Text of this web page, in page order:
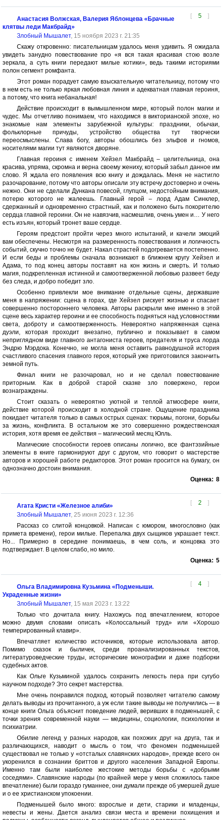
[ 5 ]
Анастасия Волжская, Валерия Яблонцева «Брачные
клятвы леди Макбрайд»
Злобный Мышалет, 15 ноября 2023 г. 21:35
Скажу откровенно: писательницам удалось меня удивить. Я ожидала
увидеть занудно повествование про «я вся такая красивая стою возле
зеркала, а суть книги передают милые котики», ведь такими историями
полон сегмент ромфанта.
Этот роман порадует самую взыскательную читательницу, потому что
в нем есть не только яркая любовная линия и адекватная главная героиня,
а потому, что книга небанальная!
Действие происходит в вымышленном мире, который полон магии и
чудес. Мы отчетливо понимаем, что находимся в викторианской эпохе, но
знакомые нам элементы зарубежной культуры: праздники, обычаи,
фольклорные причуды, устройство общества тут творчески
переосмыслены. Слава богу, авторы обошлись без эльфов и гномов,
носителями магии тут являются дворяне.
Главная героиня с именем Хейзел Макбрайд – целительница, она
красива, упряма, скромна и верна своему жениху, который забыл данное им
слово. Я ждала его появления всю книгу и дождалась. Меня не настигло
разочарование, потому что авторы описали эту встречу достоверно и очень
нежно. Они не сделали Дункана повесой, глупцом, недостойным внимания,
потерю которого не жалеешь. Главный герой – лорд Адам Синклер,
сдержанный и одновременно страстный, как и положено быть покорителю
сердца главной героини. Он не навязчив, насмешлив, очень умен и… У него
есть изъян, который тронет ваше сердце.
Героям предстоит пройти через много испытаний, и качели эмоций
вам обеспечены. Несмотря на размеренность повествования и логичность
событий, скучно точно не будет. Накал страстей подогревается постепенно.
И если беды и проблемы сначала возникают в ближнем кругу Хейзел и
Адама, то под конец авторы поставят на кон жизнь и смерть. И только
магия, подкрепленная истинной и самоотверженной любовью развеет беду
без следа, и добро победит зло.
Особенно привлекли мое внимание отдельные сцены, державшие
меня в напряжении: сцена в горах, где Хейзел рискует жизнью и спасает
совершенно постороннего человека. Авторы раскрыли мне именно в этой
сцене весь характер героини и ее способность подняться над условностями
света, доброту и самоотверженность. Невероятно напряженная сцена
дуэли, которая проходит внезапно, публично и показывает в самом
неприглядном виде главного антагониста героев, предателя и труса лорда
Эндрю Мэрдока. Конечно, не могла меня оставить равнодушной история
счастливого спасения главного героя, который уже приготовился закончить
земной путь.
Финал книги не разочаровал, но и не сделал повествование
приторным. Как в доброй старой сказке зло повержено, герои
вознаграждены.
Стоит сказать о невероятно уютной и теплой атмосфере книги,
действие которой происходит в холодной стране. Ощущение праздника
покидает читателя только в самых острых сценах: тюрьмы, погони, борьбы
за жизнь, конфликта. В остальном же это совершенно рождественская
история, хотя время ее действия – магический месяц Юлль.
Магические способности героев описаны логично, все фантэзийные
элементы в книге гармонируют друг с другом, что говорит о мастерстве
авторов и хорошей работе редакторов. Этот роман просится на бумагу, он
однозначно достоин внимания.
Оценка: 8
[ 2 ]
Агата Кристи «Железное алиби»
Злобный Мышалет, 25 июня 2023 г. 12:36
Рассказ со слитой концовкой. Написан с юмором, многословно (как
примета времени), герои милые. Перепалка двух сыщиков украшает текст.
Но... Примерно в середине понимаешь, в чем соль, и концовка это
подтверждает. В целом слабо, но мило.
Оценка: 5
[ 4 ]
Ольга Владимировна Кузьмина «Подменыши.
Украденные жизни»
Злобный Мышалет, 15 мая 2023 г. 13:22
Только что дочитала книгу. Нахожусь под впечатлением, которое
можно двумя словами описать «Колоссальный труд» или «Хорошо
темперированный клавир».
Впечатляет количество источников, которые использовала автор.
Помимо сказок и быличек, среди проанализированных текстов,
литературоведческие труды, исторические монографии и даже подборки
судебных актов.
Как Ольге Кузьминой удалось сохранить легкость пера при сугубо
научном подходе? Это секрет мастерства.
Мне очень понравился подход, который позволяет читателю самому
делать выводы из прочитанного, а уж если такие выводы не получились — в
конце книги Ольга объяснит поведение людей, веривших в подменышей, с
точки зрения современной науки — медицины, социологии, психологии и
психиатрии.
Обилие легенд у разных народов, как похожих друг на друга, так и
различающихся, наводит о мысль о том, что феномен подменышей
существовал не только у «отсталых славянских народов», прежде всего он
укоренился в сознании бриттов и другого населения Западной Европы.
Именно там были наиболее жестокие методы борьбы с «добрыми
соседями». Славянские народы (по крайней мере у меня сложилось такое
впечатление) были гораздо гуманнее, они думали прежде об умершей душе
и о ее христианском упокоении.
Подменышей было много: взрослые и дети, старики и младенцы,
невесты и жены. Дается анализ связи места и времени похищения и